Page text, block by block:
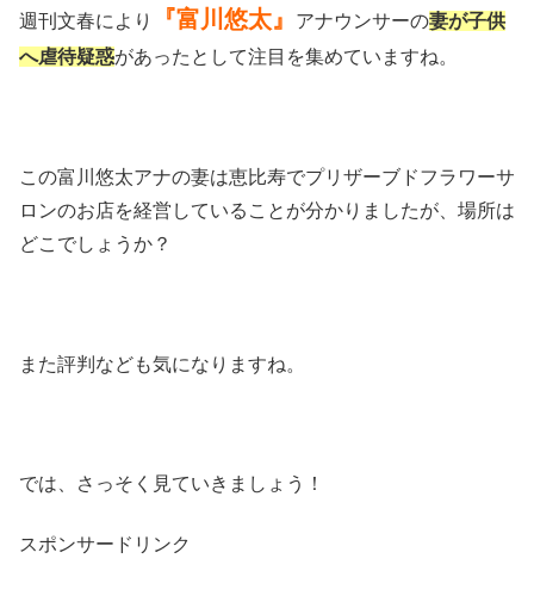
週刊文春により 『富川悠太』 アナウンサーの妻が子供
へ虐待疑惑があったとして注目を集めていますね。
この富川悠太アナの妻は恵比寿でプリザーブドフラワーサ
ロンのお店を経営していることが分かりましたが、場所は
どこでしょうか？
また評判なども気になりますね。
では、さっそく見ていきましょう！
スポンサードリンク